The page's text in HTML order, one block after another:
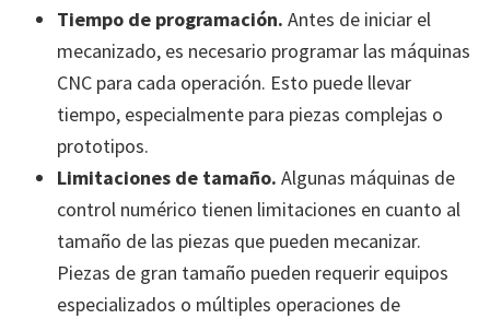
Tiempo de programación. Antes de iniciar el
mecanizado, es necesario programar las máquinas
CNC para cada operación. Esto puede llevar
tiempo, especialmente para piezas complejas o
prototipos.
Limitaciones de tamaño. Algunas máquinas de
control numérico tienen limitaciones en cuanto al
tamaño de las piezas que pueden mecanizar.
Piezas de gran tamaño pueden requerir equipos
especializados o múltiples operaciones de